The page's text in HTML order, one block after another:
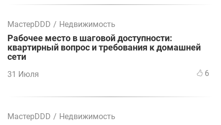
МастерDDD / Недвижимость
Рабочее место в шаговой доступности:
квартирный вопрос и требования к домашней
сети
31 Июля 6
МастерDDD / Недвижимость